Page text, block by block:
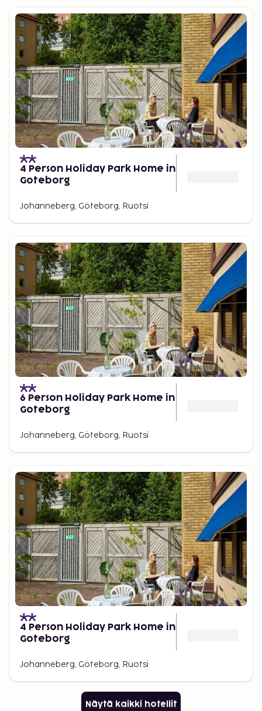
4 Person Holiday Park Home in
Goteborg
Johanneberg, Göteborg, Ruotsi
6 Person Holiday Park Home in
Goteborg
Johanneberg, Göteborg, Ruotsi
4 Person Holiday Park Home in
Goteborg
Johanneberg, Göteborg, Ruotsi
Näytä kaikki hotellit